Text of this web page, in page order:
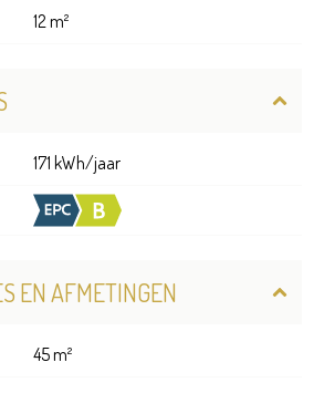
12 m²
171 kWh/jaar
EN AFMETINGEN
45 m²